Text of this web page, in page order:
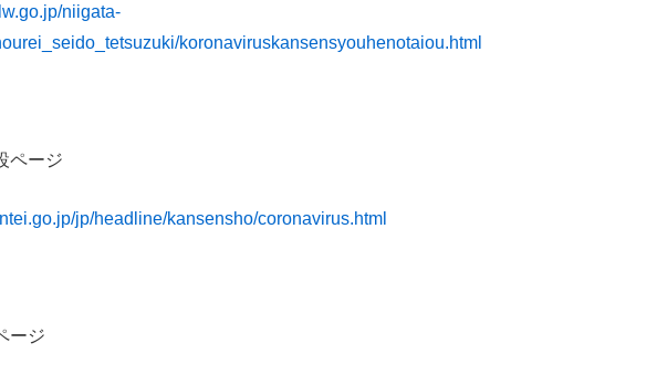
niigata-
koronaviruskansensyouhenotaiou.html
ページ
jp/headline/kansensho/coronavirus.html
ージ